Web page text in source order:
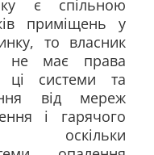
є спільною
приміщень у
то власник
не має права
ці системи та
від мереж
і гарячого
оскільки